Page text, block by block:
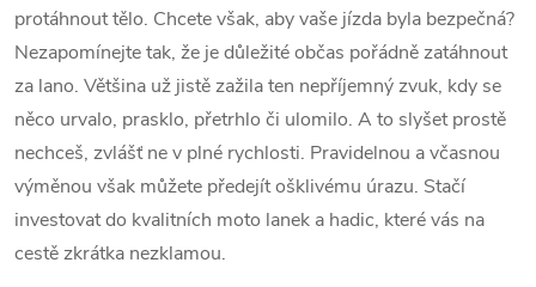
á
d
a
c
í
p
protáhnout tělo. Chcete však, aby vaše jízda byla bezpečná?
Nezapomínejte tak, že je důležité občas pořádně zatáhnout
za lano. Většina už jistě zažila ten nepříjemný zvuk, kdy se
něco urvalo, prasklo, přetrhlo či ulomilo. A to slyšet prostě
nechceš, zvlášť ne v plné rychlosti. Pravidelnou a včasnou
výměnou však můžete předejít ošklivému úrazu. Stačí
investovat do kvalitních moto lanek a hadic, které vás na
cestě zkrátka nezklamou.